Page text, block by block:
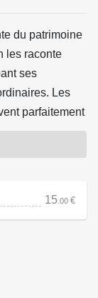
du patrimoine
les raconte
ses
Les
parfaitement
les
BD nous
de tous
15.00 €